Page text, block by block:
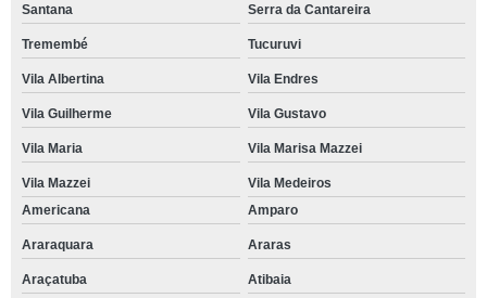
Santana Serra da Cantareira
Tremembé Tucuruvi
Vila Albertina Vila Endres
Vila Guilherme Vila Gustavo
Vila Maria Vila Marisa Mazzei
Vila Mazzei
Vila Medeiros
Americana
Amparo
Araraquara Araras
Araçatuba Atibaia